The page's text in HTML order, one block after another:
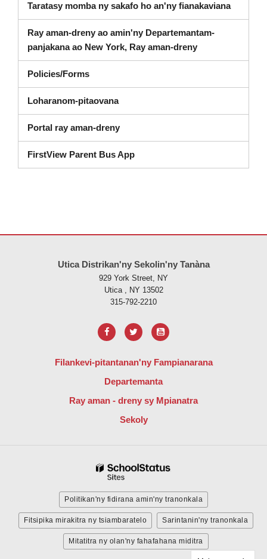
Taratasy momba ny sakafo ho an'ny fianakaviana
Ray aman-dreny ao amin'ny Departemantam-
panjakana ao New York, Ray aman-drenyDashboard
Policies/Forms
Loharanom-pitaovana
Portal ray aman-dreny
FirstView Parent Bus App
Utica Distrikan'ny Sekolin'ny Tanàna
929 York Street, NY
Utica , NY 13502
315-792-2210
Filankevi-pitantanan'ny Fampianarana
Departemanta
Ray aman - dreny sy Mpianatra
Sekoly
Politikan'ny fidirana amin'ny tranonkala
Fitsipika mirakitra ny tsiambaratelo Sarintanin'ny tranonkala
Mitatitra ny olan'ny fahafahana miditra